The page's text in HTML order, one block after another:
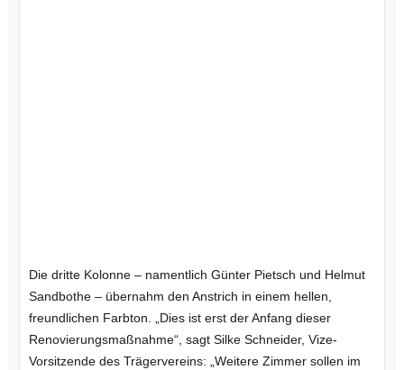
Die dritte Kolonne – namentlich Günter Pietsch und Helmut
Sandbothe – übernahm den Anstrich in einem hellen,
freundlichen Farbton. „Dies ist erst der Anfang dieser
Renovierungsmaßnahme“, sagt Silke Schneider, Vize-
Vorsitzende des Trägervereins: „Weitere Zimmer sollen im